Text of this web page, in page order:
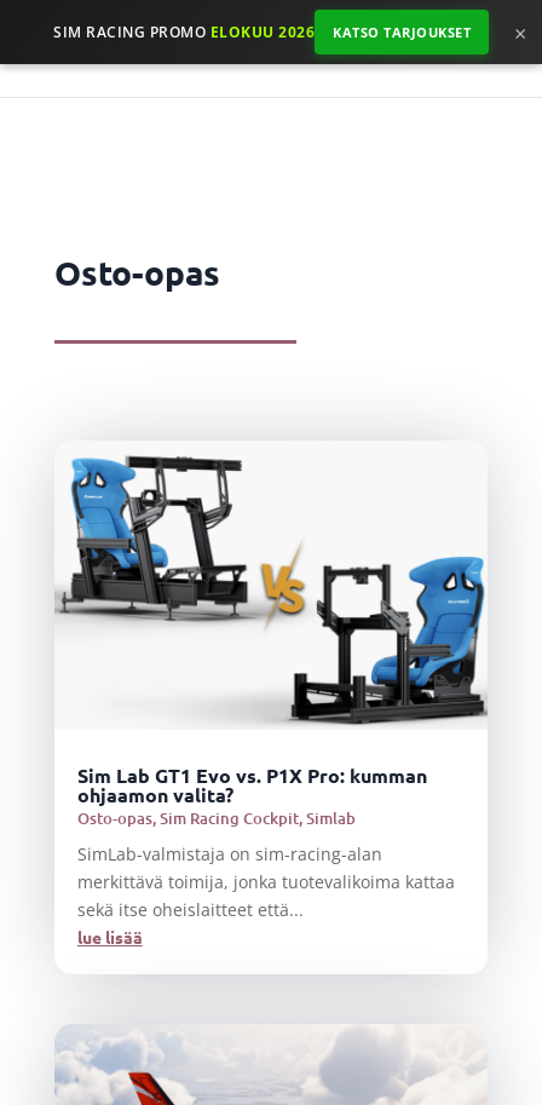
SIM RACING PROMO ELOKUU 2026 KATSO TARJOUKSET ×
Osto-opas
Sim Lab GT1 Evo vs. P1X Pro: kumman
ohjaamon valita?
Osto-opas,Sim Racing Cockpit,Simlab
SimLab-valmistaja on sim-racing-alan
merkittävä toimija, jonka tuotevalikoima kattaa
sekä itse oheislaitteet että...
lue lisää